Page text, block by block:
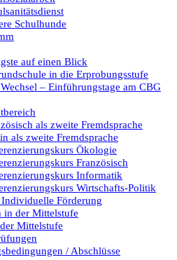
Schulhunde
auf einen Blick
in die Erprobungsstufe
– Einführungstage am CBG
als zweite Fremdsprache
als zweite Fremdsprache
Ökologie
Französisch
Informatik
Wirtschafts-Politik
Förderung
in der Mittelstufe
Mittelstufe
/ Abschlüsse